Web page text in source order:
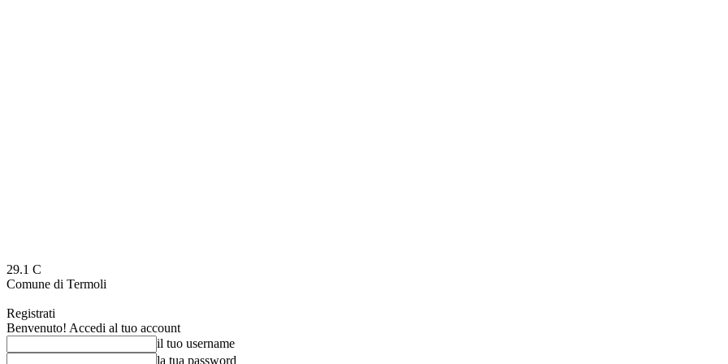
29.1 C
Comune di Termoli
Registrati
Benvenuto! Accedi al tuo account
il tuo username
la tua password